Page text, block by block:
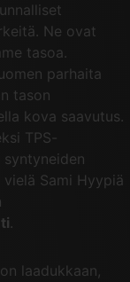
Ne ovat
tasoa.
parhaita
tason
kova saavutus.
TPS-
Sami Hyypiä
.
laadukkaan,